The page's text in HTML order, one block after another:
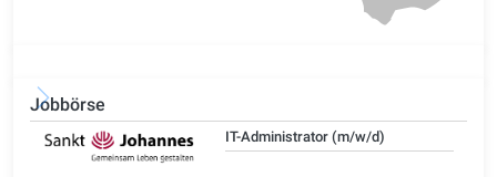
Jobbörse
IT-Administrator (m/w/d)